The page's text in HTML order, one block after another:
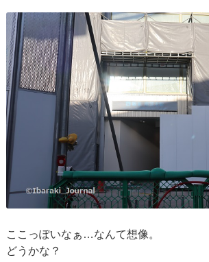
ここっぽいなぁ…なんて想像。
どうかな？